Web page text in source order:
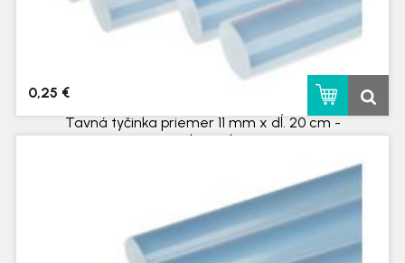
Tavná tyčinka priemer 11 mm x dĺ. 20 cm -
predaj na ks
0,25 €